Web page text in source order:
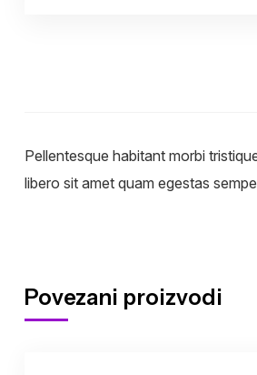
Pellentesque habitant morbi
libero sit amet quam egestas
Povezani proizvodi